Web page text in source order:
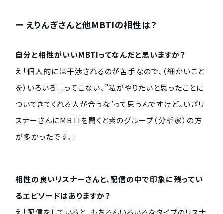
ー えりんぎさんと他MBTIの相性は？
自分と相性がいいMBTIってなんだと思いますか？
え「個人的には干渉されるのが苦手なので、（細かいこと
を）いろいろ言ってこない、”私がやりたいと思ったことに
ついてきてくれる人が合うな”って思うんですけど。いざリ
スナーさんにMBTIを聞くと紫のグループ（分析家）の方
が多かったです。」
相性の良いリスナーさんと、配信の中で印象に残ってい
るエピソードはありますか？
え「配信をしていると、もちろんいろいろなタイプのリスナ